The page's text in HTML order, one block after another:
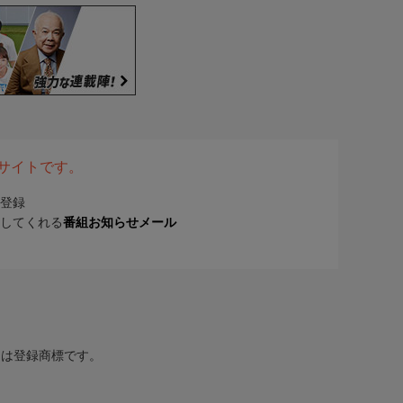
イトです。
録
てくれる番組お知らせメール
登録商標です。